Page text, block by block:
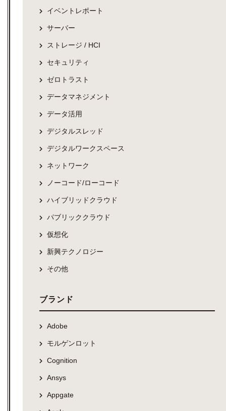
イベントレポート
サーバー
ストレージ / HCI
セキュリティ
ゼロトラスト
データマネジメント
データ活用
デジタルスレッド
デジタルワークスペース
ネットワーク
ノーコード/ローコード
ハイブリッドクラウド
パブリッククラウド
仮想化
新興テクノロジー
その他
ブランド
Adobe
モルゲンロット
Cognition
Ansys
Appgate